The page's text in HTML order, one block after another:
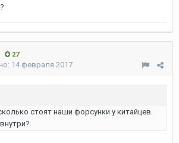
27
14 февраля 2017
стоят наши форсунки у китайцев.